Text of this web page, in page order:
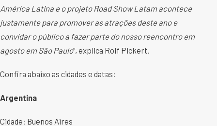
América Latina e o projeto Road Show Latam acontece
justamente para promover as atrações deste ano e
convidar o público a fazer parte do nosso reencontro em
agosto em São Paulo”, explica Rolf Pickert.
Confira abaixo as cidades e datas:
Argentina
Cidade: Buenos Aires